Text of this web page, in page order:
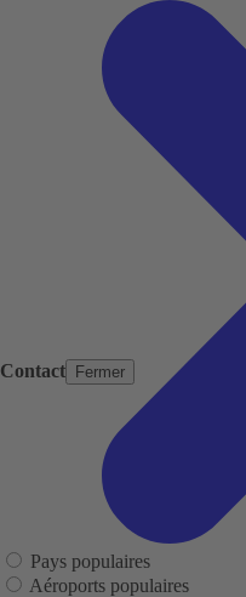
Contact Fermer
Pays populaires
Aéroports populaires